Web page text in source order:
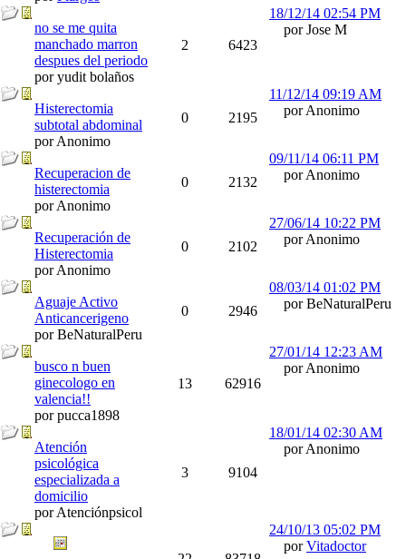
no se me quita
manchado marron
despues del periodo
por yudit bolaños
2 6423
18/12/14 02:54 PM
por Jose M
Histerectomia
subtotal abdominal
por Anonimo
0 2195
11/12/14 09:19 AM
por Anonimo
Recuperacion de
histerectomia
por Anonimo
0 2132
09/11/14 06:11 PM
por Anonimo
Recuperación de
Histerectomia
por Anonimo
0 2102
27/06/14 10:22 PM
por Anonimo
Aguaje Activo
Anticancerigeno
por BeNaturalPeru
0 2946
08/03/14 01:02 PM
por BeNaturalPeru
busco n buen
ginecologo en
valencia!!
por pucca1898
13 62916
27/01/14 12:23 AM
por Anonimo
Atención
psicológica
especializada a
domicilio
por Atenciónpsicol
3 9104
18/01/14 02:30 AM
por Anonimo
24/10/13 05:02 PM
porVitadoctor